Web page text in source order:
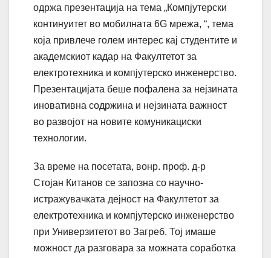
одржа презентација на тема „Компјутерски
континуитет во мобилната 6G мрежа, “, тема
која привлече голем интерес кај студентите и
академскиот кадар на Факултетот за
електротехника и компјутерско инженерство.
Презентацијата беше пофалена за нејзината
иновативна содржина и нејзината важност
во развојот на новите комуникациски
технологии.
За време на посетата, вонр. проф. д-р
Стојан Китанов се запозна со научно-
истражувачката дејност на Факултетот за
електротехника и компјутерско инженерство
при Универзитетот во Загреб. Тој имаше
можност да разговара за можната соработка